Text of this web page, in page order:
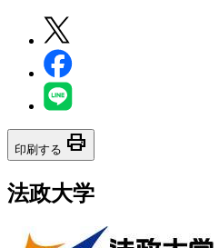
印刷する print
法政大学